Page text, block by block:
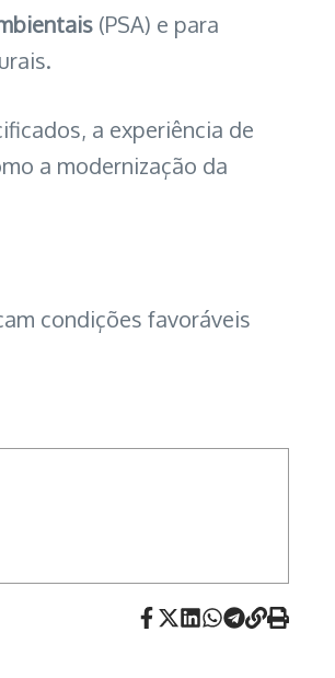
(PSA) e para
a experiência de
a modernização da
condições favoráveis